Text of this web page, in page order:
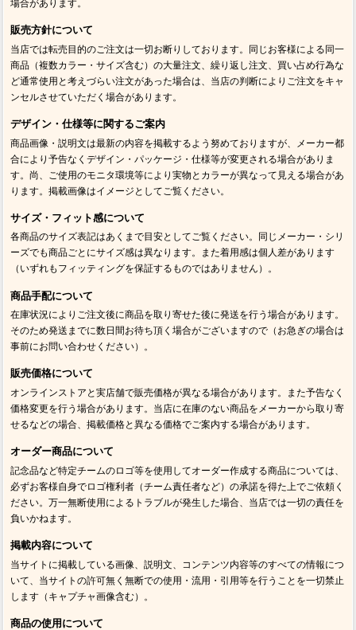
場合があります。
販売方針について
当店では転売目的のご注文は一切お断りしております。同じお客様による同一
商品（複数カラー・サイズ含む）の大量注文、繰り返し注文、買い占め行為な
ど通常使用と考えづらい注文があった場合は、当店の判断によりご注文をキャ
ンセルさせていただく場合があります。
デザイン・仕様等に関するご案内
商品画像・説明文は最新の内容を掲載するよう努めておりますが、メーカー都
合により予告なくデザイン・パッケージ・仕様等が変更される場合がありま
す。尚、ご使用のモニタ環境等により実物とカラーが異なって見える場合があ
ります。掲載画像はイメージとしてご覧ください。
サイズ・フィット感について
各商品のサイズ表記はあくまで目安としてご覧ください。同じメーカー・シリ
ーズでも商品ごとにサイズ感は異なります。また着用感は個人差があります
（いずれもフィッティングを保証するものではありません）。
商品手配について
在庫状況によりご注文後に商品を取り寄せた後に発送を行う場合があります。
そのため発送までに数日間お待ち頂く場合がございますので（お急ぎの場合は
事前にお問い合わせください）。
販売価格について
オンラインストアと実店舗で販売価格が異なる場合があります。また予告なく
価格変更を行う場合があります。当店に在庫のない商品をメーカーから取り寄
せるなどの場合、掲載価格と異なる価格でご案内する場合があります。
オーダー商品について
記念品など特定チームのロゴ等を使用してオーダー作成する商品については、
必ずお客様自身でロゴ権利者（チーム責任者など）の承諾を得た上でご依頼く
ださい。万一無断使用によるトラブルが発生した場合、当店では一切の責任を
負いかねます。
掲載内容について
当サイトに掲載している画像、説明文、コンテンツ内容等のすべての情報につ
いて、当サイトの許可無く無断での使用・流用・引用等を行うことを一切禁止
します（キャプチャ画像含む）。
商品の使用について